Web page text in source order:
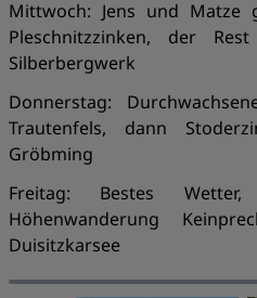
Mittwoch: Jens und Matze
Pleschnitzzinken, der
Silberbergwerk
Donnerstag:
Trautenfels, dann
Gröbming
Freitag: Bestes
Höhenwanderung
Duisitzkarsee